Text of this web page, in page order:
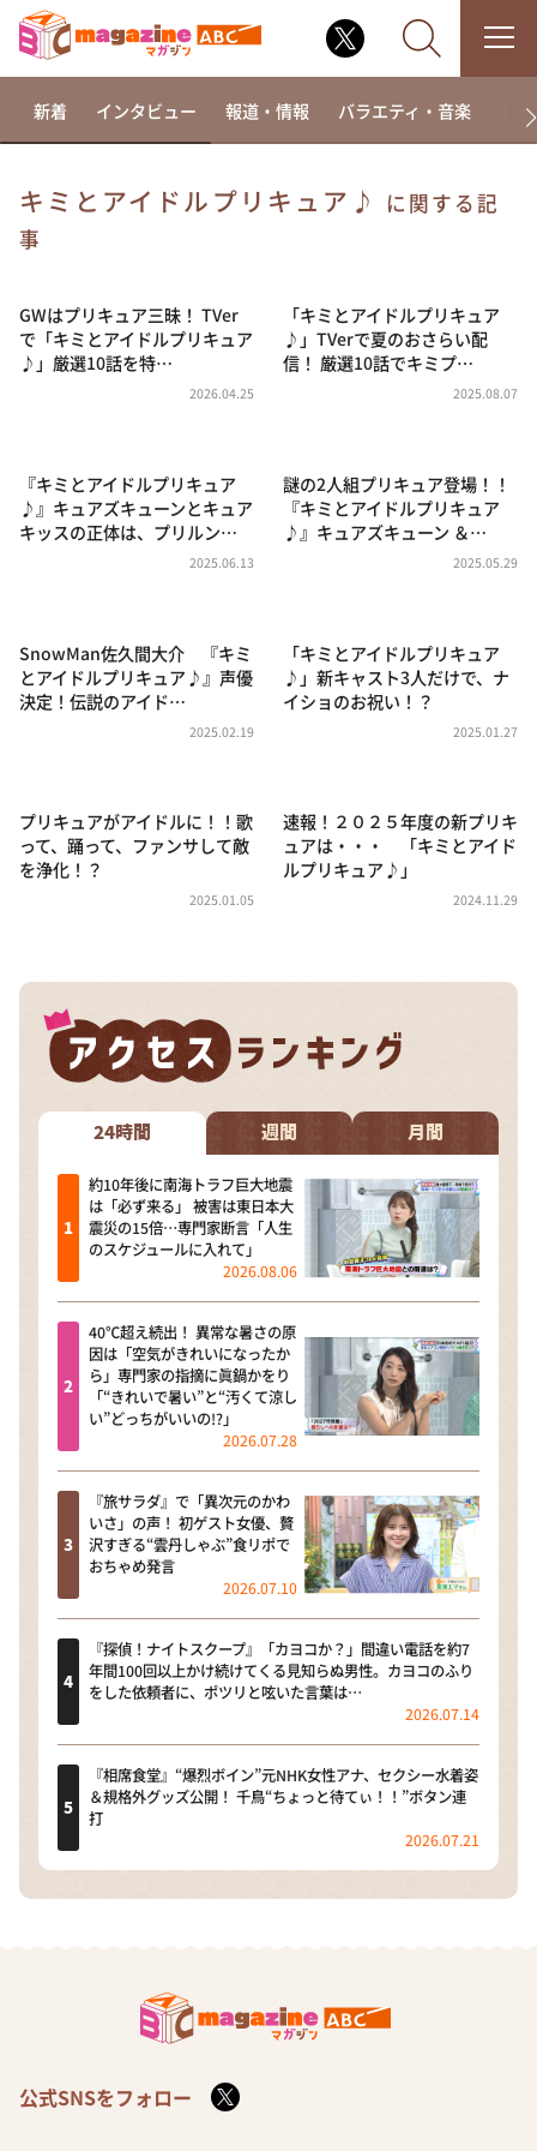
これ余談なんですけど・・・
～人生密着トークバラエティ！～ やすとものいたっ
て真剣です
河合＆A.B.C-Z塚田×福井アナ「なんでやねん！？」
（news おかえり）
DAIGOも台所 ～きょうの献立 何にする？～
教えて！ニュースライブ 正義のミカタ
ＬＩＦＥ～夢のカタチ～
ザキ山小屋本館
ぺこぱのまるスポ
新着 インタビュー 報道・情報 バラエティ・音楽 ド
キミとアイドルプリキュア♪
に関する記
事
GWはプリキュア三昧！ TVer
で「キミとアイドルプリキュア
♪」厳選10話を特…
2026.04.25
「キミとアイドルプリキュア
♪」TVerで夏のおさらい配
信！ 厳選10話でキミプ…
2025.08.07
『キミとアイドルプリキュア
♪』キュアズキューンとキュア
キッスの正体は、プリルン…
2025.06.13
謎の2人組プリキュア登場！！
『キミとアイドルプリキュア
♪』キュアズキューン ＆…
2025.05.29
SnowMan佐久間大介 『キミ
とアイドルプリキュア♪』声優
決定！伝説のアイド…
2025.02.19
「キミとアイドルプリキュア
♪」新キャスト3人だけで、ナ
イショのお祝い！？
2025.01.27
プリキュアがアイドルに！！歌
って、踊って、ファンサして敵
を浄化！？
2025.01.05
速報！２０２５年度の新プリキ
ュアは・・・ 「キミとアイド
ルプリキュア♪」
2024.11.29
24時間 週間 月間
約10年後に南海トラフ巨大地震
は「必ず来る」 被害は東日本大
震災の15倍…専門家断言「人生
のスケジュールに入れて」
2026.08.06
40℃超え続出！ 異常な暑さの原
因は「空気がきれいになったか
ら」専門家の指摘に眞鍋かをり
「“きれいで暑い”と“汚くて涼し
い”どっちがいいの!?」
2026.07.28
『旅サラダ』で「異次元のかわ
いさ」の声！ 初ゲスト女優、贅
沢すぎる“雲丹しゃぶ”食リポで
おちゃめ発言
2026.07.10
『探偵！ナイトスクープ』「カヨコか？」間違い電話を約7
年間100回以上かけ続けてくる見知らぬ男性。カヨコのふり
をした依頼者に、ポツリと呟いた言葉は…
2026.07.14
『相席食堂』“爆烈ボイン”元NHK女性アナ、セクシー水着姿
＆規格外グッズ公開！ 千鳥“ちょっと待てぃ！！”ボタン連
打
2026.07.21
公式SNSをフォロー